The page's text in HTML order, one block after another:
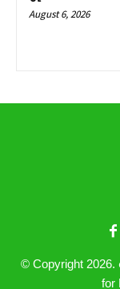
August 6, 2026
© Copyright
for